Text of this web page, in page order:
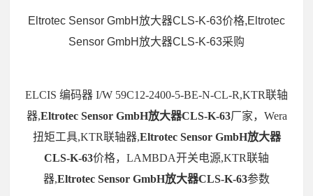
Eltrotec Sensor GmbH放大器CLS-K-63价格,Eltrotec
Sensor GmbH放大器CLS-K-63采购
ELCIS 编码器 I/W 59C12-2400-5-BE-N-CL-R,KTR联轴
器,Eltrotec Sensor GmbH放大器CLS-K-63厂家，Wera
扭矩工具,KTR联轴器,Eltrotec Sensor GmbH放大器
CLS-K-63价格，LAMBDA开关电源,KTR联轴
器,Eltrotec Sensor GmbH放大器CLS-K-63参数